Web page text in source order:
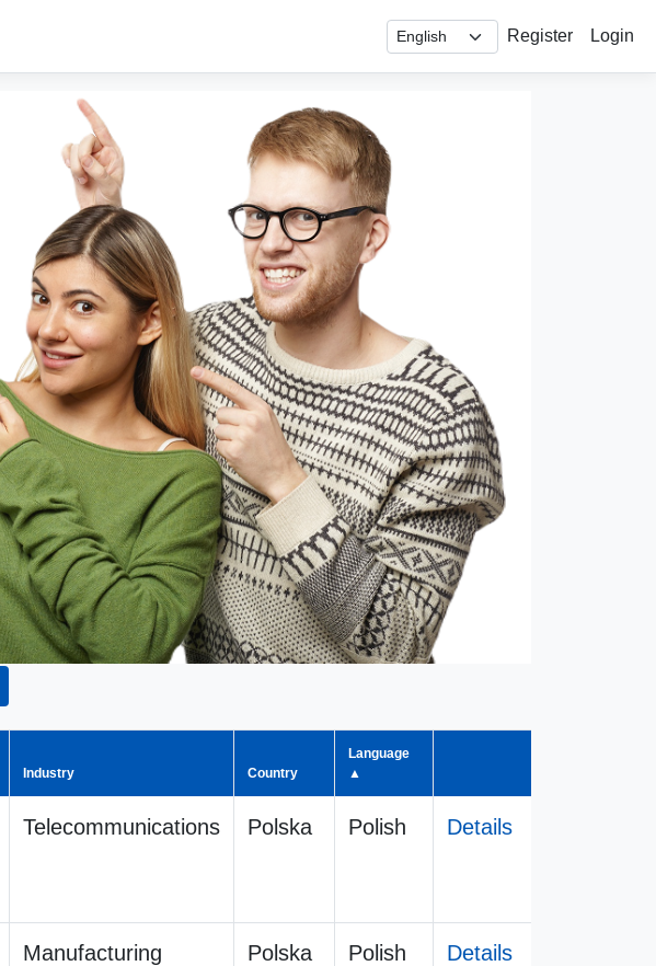
Register Login
Industry Country
Language
▲
Telecommunications Polska Polish Details
Manufacturing Polska Polish Details